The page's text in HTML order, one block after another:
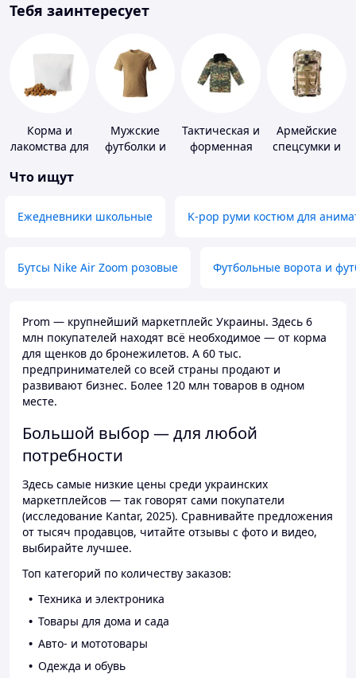
Тебя заинтересует
Корма и
лакомства для
животных и
Мужские
футболки и
Тактическая и
форменная
Армейские
спецсумки и
Что ищут
Ежедневники школьные K-pop руми костюм для
Бутсы Nike Air Zoom розовые Футбольные ворота и
Prom — крупнейший маркетплейс Украины. Здесь 6
млн покупателей находят всё необходимое — от корма
для щенков до бронежилетов. А 60 тыс.
предпринимателей со всей страны продают и
развивают бизнес. Более 120 млн товаров в одном
месте.
Большой выбор — для любой
потребности
Здесь самые низкие цены среди украинских
маркетплейсов — так говорят сами покупатели
(исследование Kantar, 2025). Сравнивайте предложения
от тысяч продавцов, читайте отзывы с фото и видео,
выбирайте лучшее.
Топ категорий по количеству заказов:
Техника и электроника
Товары для дома и сада
Авто- и мототовары
Одежда и обувь